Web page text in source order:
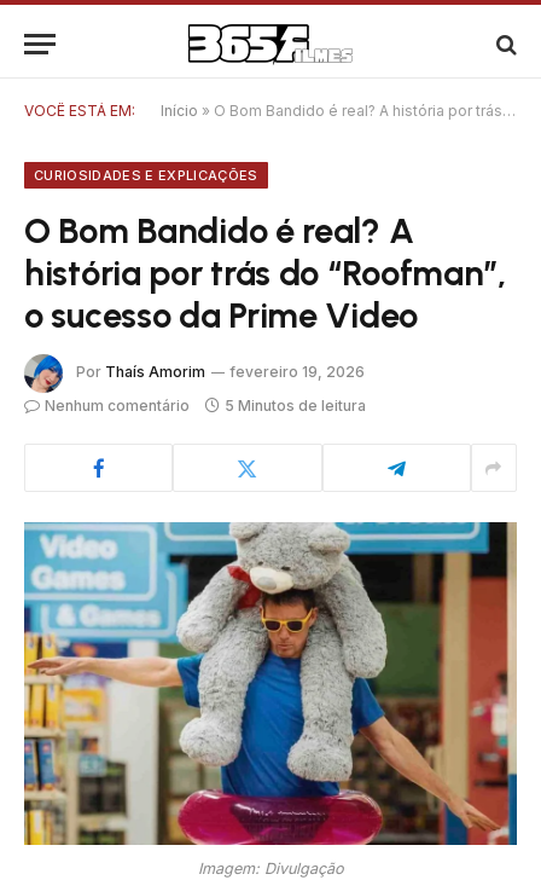
VOCÊ ESTÁ EM: Início » O Bom Bandido é real? A história por trás do “Roofman”, o sucesso da Prime Video
CURIOSIDADES E EXPLICAÇÕES
O Bom Bandido é real? A
história por trás do “Roofman”,
o sucesso da Prime Video
Por Thaís Amorim
fevereiro 19, 2026
Nenhum comentário
5 Minutos de leitura
Imagem: Divulgação